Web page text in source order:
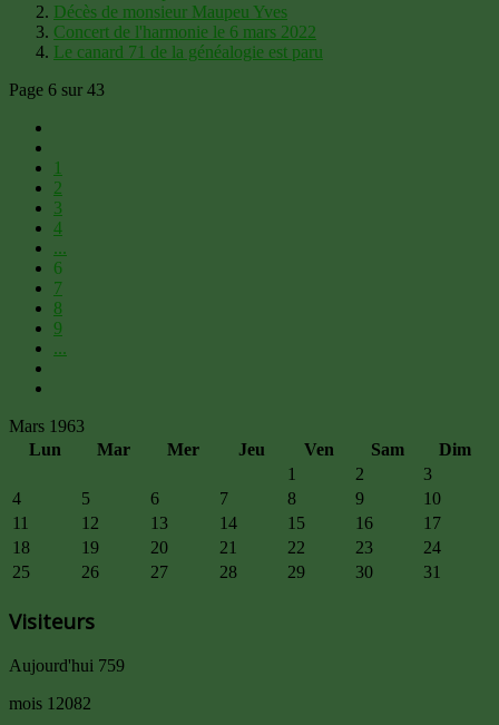
Décès de monsieur Maupeu Yves
Concert de l'harmonie le 6 mars 2022
Le canard 71 de la généalogie est paru
Page 6 sur 43
1
2
3
4
...
6
7
8
9
...
Mars 1963
Lun
Mar Mer Jeu Ven Sam
Dim
1
2
3
4
5 6 7 8 9
10
11
12 13 14 15 16
17
18
19 20 21 22 23
24
25
26 27 28 29 30 31
Visiteurs
Aujourd'hui 759
mois 12082